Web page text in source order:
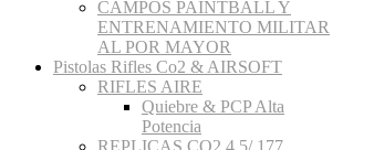
CAMPOS PAINTBALL Y
ENTRENAMIENTO MILITAR
AL POR MAYOR
Pistolas Rifles Co2 & AIRSOFT
RIFLES AIRE
Quiebre & PCP Alta
Potencia
REPLICAS CO2 4.5/.177